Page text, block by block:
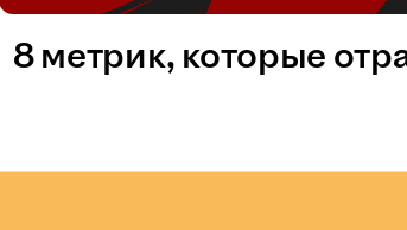
8 метрик, которые